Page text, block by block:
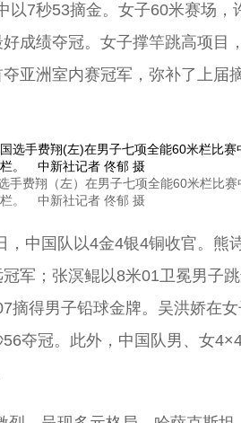
以7秒53摘金。女子60米赛场，
成绩夺冠。女子撑竿跳高项目
亚洲室内赛冠军，弥补了上届
手费翔（左）在男子七项全能60米栏比赛
栏。 中新社记者 佟郁 摄
中国队以4金4银4铜收官。熊
军；张溟鲲以8米01卫冕男子
摘得男子铅球金牌。吴洪娇在
夺冠。此外，中国队男、女